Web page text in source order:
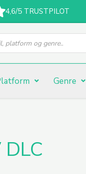
4,6/5 TRUSTPILOT
Genre